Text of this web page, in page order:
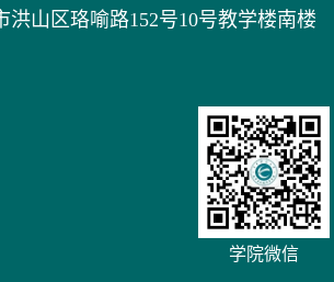
洪山区珞喻路152号10号教学楼南楼
学院微信